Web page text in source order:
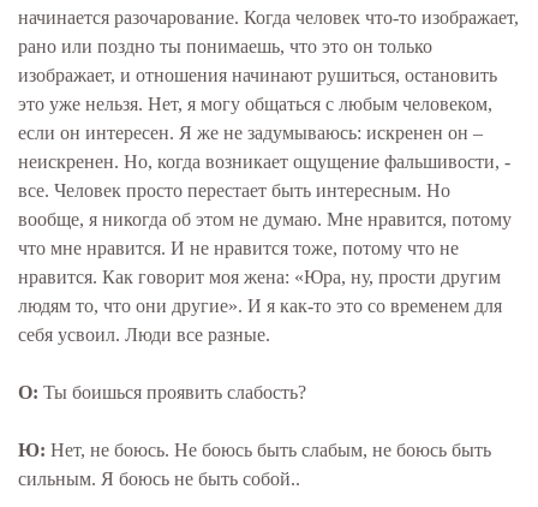
начинается разочарование. Когда человек что-то изображает,
рано или поздно ты понимаешь, что это он только
изображает, и отношения начинают рушиться, остановить
это уже нельзя. Нет, я могу общаться с любым человеком,
если он интересен. Я же не задумываюсь: искренен он –
неискренен. Но, когда возникает ощущение фальшивости, -
все. Человек просто перестает быть интересным. Но
вообще, я никогда об этом не думаю. Мне нравится, потому
что мне нравится. И не нравится тоже, потому что не
нравится. Как говорит моя жена: «Юра, ну, прости другим
людям то, что они другие». И я как-то это со временем для
себя усвоил. Люди все разные.
О: Ты боишься проявить слабость?
Ю: Нет, не боюсь. Не боюсь быть слабым, не боюсь быть
сильным. Я боюсь не быть собой..